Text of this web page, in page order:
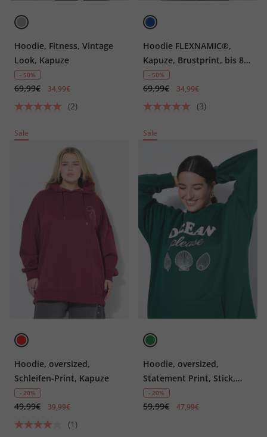
Hoodie, Fitness, Vintage
Look, Kapuze
- 50%
69,99€ 34,99€
(2)
Hoodie FLEXNAMIC®,
Kapuze, Brustprint, bis 8
XL- 50%
69,99€ 34,99€
(3)
Sale
Hoodie, oversized,
Schleifen-Print, Kapuze
- 20%
49,99€ 39,99€
(1)
Sale
Hoodie, oversized,
Statement Print, Stick,
Kapuze
- 20%
59,99€ 47,99€